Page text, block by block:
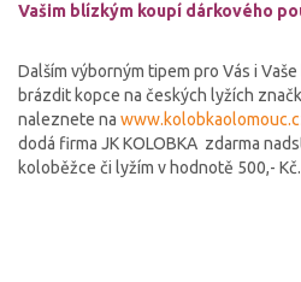
Vašim blízkým koupí dárkového
Dalším výborným tipem pro Vás i
brázdit kopce na českých lyžích
naleznete na
dodá firma JK KOLOBKA zdarma
koloběžce či lyžím v hodnotě 500,- Kč.